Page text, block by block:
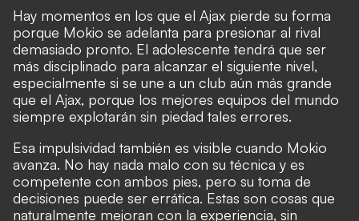
Hay momentos en los que el Ajax pierde su forma
porque Mokio se adelanta para presionar al rival
demasiado pronto. El adolescente tendrá que ser
más disciplinado para alcanzar el siguiente nivel,
especialmente si se une a un club aún más grande
que el Ajax, porque los mejores equipos del mundo
siempre explotarán sin piedad tales errores.
Esa impulsividad también es visible cuando Mokio
avanza. No hay nada malo con su técnica y es
competente con ambos pies, pero su toma de
decisiones puede ser errática. Estas son cosas que
naturalmente mejoran con la experiencia, sin